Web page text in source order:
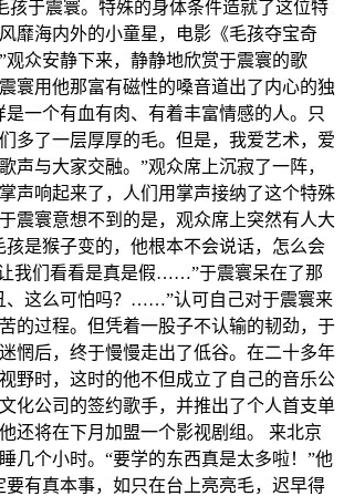
孩于震寰。特殊的身体条件造就了这位特
靡海内外的小童星，电影《毛孩夺宝奇
观众安静下来，静静地欣赏于震寰的歌
寰用他那富有磁性的嗓音道出了内心的独
是一个有血有肉、有着丰富情感的人。只
多了一层厚厚的毛。但是，我爱艺术，爱
声与大家交融。”观众席上沉寂了一阵，
声响起来了，人们用掌声接纳了这个特殊
震寰意想不到的是，观众席上突然有人大
孩是猴子变的，他根本不会说话，怎么会
我们看看是真是假……”于震寰呆在了那
、这么可怕吗？……”认可自己对于震寰来
的过程。但凭着一股子不认输的韧劲，于
惘后，终于慢慢走出了低谷。在二十多年
野时，这时的他不但成立了自己的音乐公
化公司的签约歌手，并推出了个人首支单
还将在下月加盟一个影视剧组。 来北京
几个小时。“要学的东西真是太多啦！”他
要有真本事，如只在台上亮亮毛，迟早得